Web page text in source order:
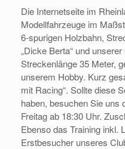
Die Internetseite im
Modellfahrzeuge im
6-spurigen Holzbahn,
„Dicke Berta“ und
Streckenlänge 35 Meter,
unserem Hobby. Kurz
mit Racing“. Sollte diese
haben, besuchen Sie uns
Freitag ab 18:30 Uhr.
Ebenso das Training inkl.
Erstbesucher unseres